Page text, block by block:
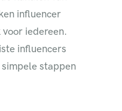
influencer
iedereen.
influencers
stappen